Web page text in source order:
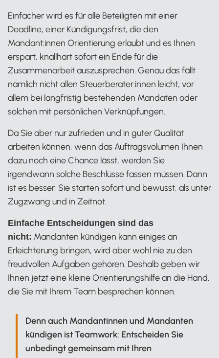
Einfacher wird es für alle Beteiligten mit einer
Deadline, einer Kündigungsfrist, die den
Mandant:innen Orientierung erlaubt und es Ihnen
erspart, knallhart sofort ein Ende für die
Zusammenarbeit auszusprechen. Genau das fällt
nämlich nicht allen Steuerberater:innen leicht, vor
allem bei langfristig bestehenden Mandaten oder
solchen mit persönlichen Verknüpfungen.
Da Sie aber nur zufrieden und in guter Qualität
arbeiten können, wenn das Auftragsvolumen Ihnen
dazu noch eine Chance lässt, werden Sie
irgendwann solche Beschlüsse fassen müssen. Dann
ist es besser, Sie starten sofort und bewusst, als unter
Zugzwang und in Zeitnot.
Einfache Entscheidungen sind das
nicht: Mandanten kündigen kann einiges an
Erleichterung bringen, wird aber wohl nie zu den
freudvollen Aufgaben gehören. Deshalb geben wir
Ihnen jetzt eine kleine Orientierungshilfe an die Hand,
die Sie mit Ihrem Team besprechen können.
Denn auch Mandantinnen und Mandanten
kündigen ist Teamwork: Entscheiden Sie
unbedingt gemeinsam mit Ihren